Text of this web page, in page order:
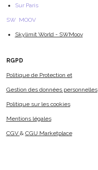
Sur Paris
SW MOOV
Skylimit World - SWMoov
RGPD
Politique de Protection et
Gestion des données personnelles
Politique sur les cookies
Mentions légales
CGV & CGU Marketplace